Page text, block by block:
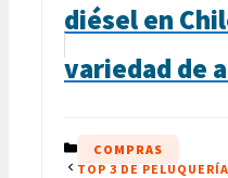
diésel en
variedad de
CATEGORÍAS
COMPRAS
TOP 3 DE